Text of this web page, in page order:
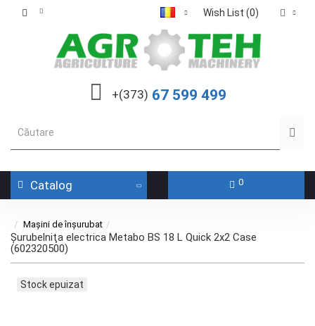
Wish List (0)
+(373) 67 599 499
Catalog 0
Mașini de înșurubat
Şurubelniţa electrica Metabo BS 18 L Quick 2x2 Case
(602320500)
Stock epuizat